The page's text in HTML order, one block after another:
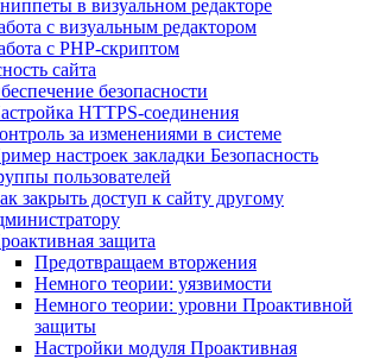
в визуальном редакторе
с визуальным редактором
с PHP-скриптом
сайта
безопасности
HTTPS-соединения
за изменениями в системе
настроек закладки Безопасность
пользователей
закрыть доступ к сайту другому
защита
Предотвращаем вторжения
Немного теории: уязвимости
Немного теории: уровни Проактивной
защиты
Настройки модуля Проактивная